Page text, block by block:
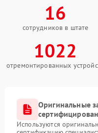
16
сотрудников в штате
1022
отремонтированных
Оригинальные
Используются